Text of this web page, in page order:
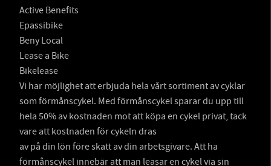
Active Benefits
Epassibike
Beny Local
Lease a Bike
Bikelease
Vi har möjlighet att erbjuda hela vårt sortiment av cyklar
som förmånscykel. Med förmånscykel sparar du upp till
hela 50% av kostnaden mot att köpa en cykel privat, tack
vare att kostnaden för cykeln dras
av på din lön före skatt av din arbetsgivare. Att ha
förmånscykel innebär att man leasar en cykel via sin